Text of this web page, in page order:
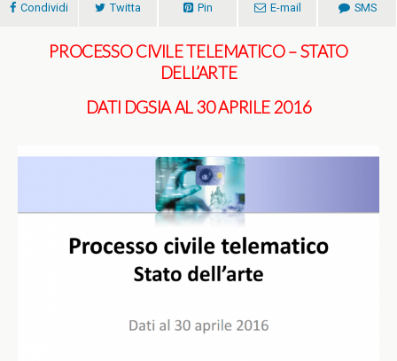
Condividi Twitta Pin E-mail SMS
PROCESSO CIVILE TELEMATICO – STATO
DELL’ARTE
DATI DGSIA AL 30 APRILE 2016